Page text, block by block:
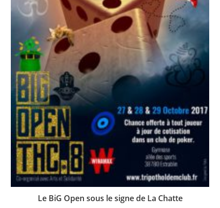
Le BiG Open sous le signe de La Chatte